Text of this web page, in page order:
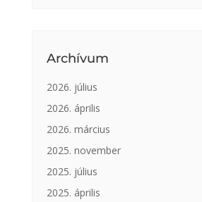
Archívum
2026. július
2026. április
2026. március
2025. november
2025. július
2025. április